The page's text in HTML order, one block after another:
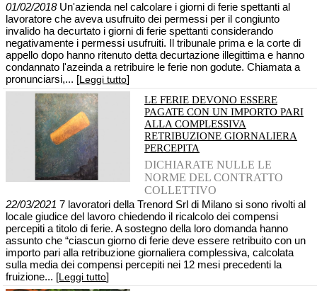
01/02/2018Un'azienda nel calcolare i giorni di ferie spettanti al
lavoratore che aveva usufruito dei permessi per il congiunto
invalido ha decurtato i giorni di ferie spettanti considerando
negativamente i permessi usufruiti. Il tribunale prima e la corte di
appello dopo hanno ritenuto detta decurtazione illegittima e hanno
condannato l'azeinda a retribuire le ferie non godute. Chiamata a
pronunciarsi,... [Leggi tutto]
LE FERIE DEVONO ESSERE
PAGATE CON UN IMPORTO PARI
ALLA COMPLESSIVA
RETRIBUZIONE GIORNALIERA
PERCEPITA
DICHIARATE NULLE LE
NORME DEL CONTRATTO
COLLETTIVO
22/03/2021 7 lavoratori della Trenord Srl di Milano si sono rivolti al
locale giudice del lavoro chiedendo il ricalcolo dei compensi
percepiti a titolo di ferie. A sostegno della loro domanda hanno
assunto che “ciascun giorno di ferie deve essere retribuito con un
importo pari alla retribuzione giornaliera complessiva, calcolata
sulla media dei compensi percepiti nei 12 mesi precedenti la
fruizione... [Leggi tutto]